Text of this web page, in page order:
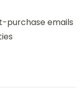
purchase emails